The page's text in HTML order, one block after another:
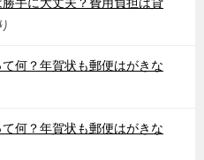
何？年賀状も郵便はがきな
何？年賀状も郵便はがきな